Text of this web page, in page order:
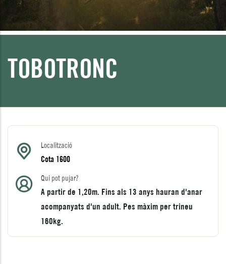
TOBOTRONC
Localització
Cota 1600
Qui pot pujar?
A partir de 1,20m. Fins als 13 anys hauran d'anar
acompanyats d'un adult. Pes màxim per trineu
160kg.